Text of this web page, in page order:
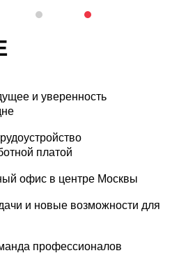
и уверенность
платой
офис в центре Москвы
и новые возможности для
профессионалов